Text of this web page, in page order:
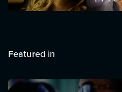
Featured in